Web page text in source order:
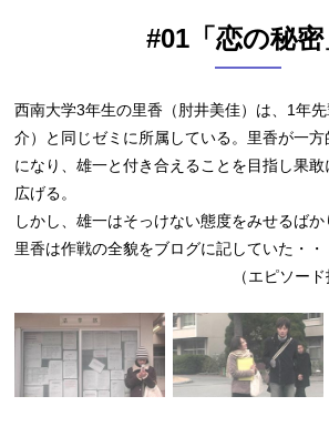
#01「恋の秘密
西南大学3年生の里香（肘井美佳）は、1年
介）と同じゼミに所属している。里香が一方
になり、雄一と付き合えることを目指し果敢
広げる。
しかし、雄一はそっけない態度をみせるばか
里香は作戦の全貌をブログに記していた・・
（エピソー